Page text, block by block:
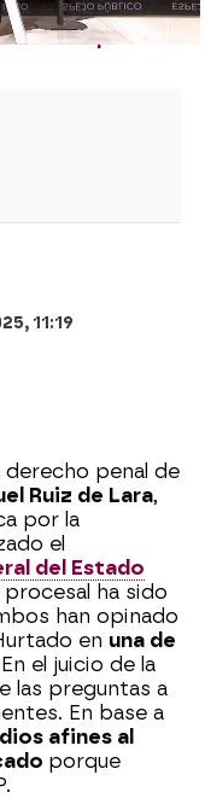
del fiscal
testifique el
11:19
penal de
Ruiz de Lara,
por la
el
del Estado
ha sido
han opinado
en una de
el juicio de la
las preguntas a
En base a
afines al
porque